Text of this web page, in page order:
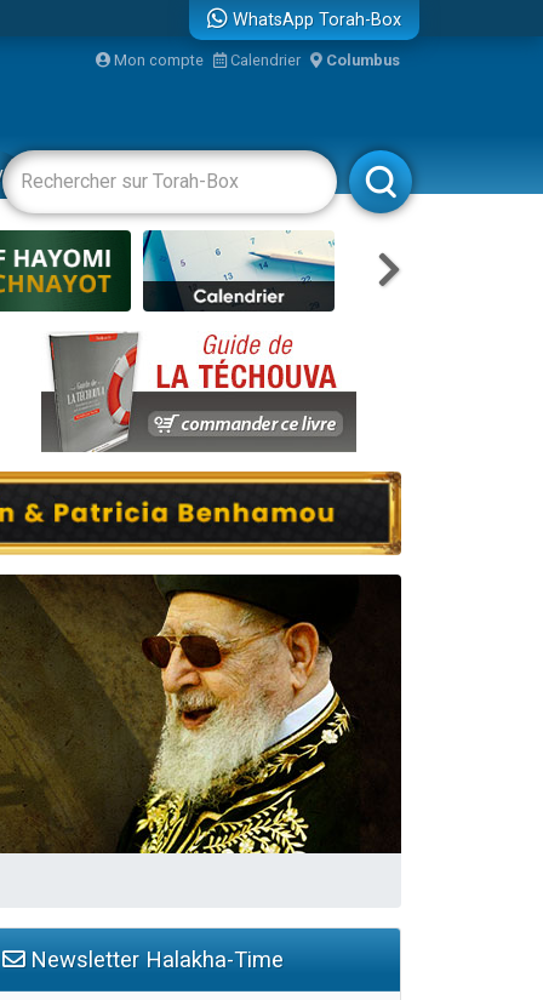
maman
WhatsApp Torah-Box
Mon compte Calendrier Columbus
Livres Rabbanim
Newsletter Halakha-Time